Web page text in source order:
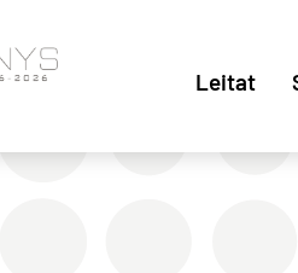
Leitat